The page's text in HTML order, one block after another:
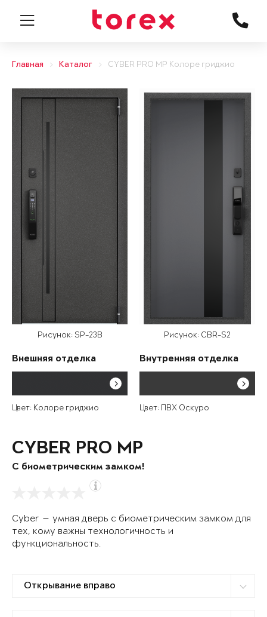
Главная Каталог CYBER PRO MP Колоре гриджио
Рисунок: SP-23B
Внешняя отделка
Цвет: Колоре гриджио
Рисунок: CBR-S2
Внутренняя отделка
Цвет: ПВХ Оскуро
CYBER PRO MP
С биометрическим замком!
Cyber — умная дверь с биометрическим замком для
тех, кому важны технологичность и
функциональность.